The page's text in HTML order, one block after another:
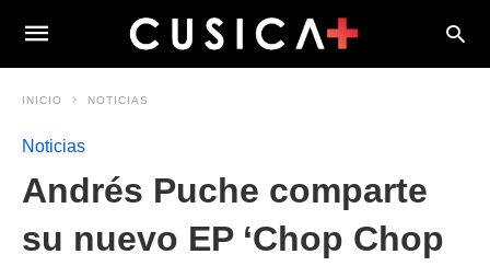
INICIO NOTICIAS
Noticias
Andrés Puche comparte
su nuevo EP ‘Chop Chop